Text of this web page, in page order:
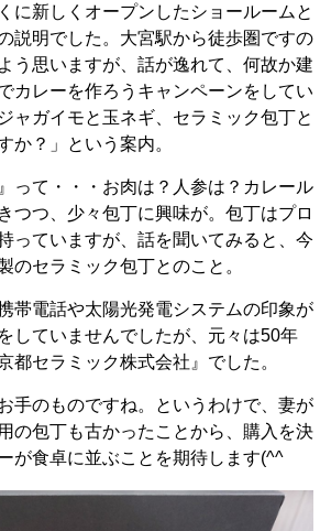
に新しくオープンしたショールームと
説明でした。大宮駅から徒歩圏ですの
う思いますが、話が逸れて、何故か建
カレーを作ろうキャンペーンをしてい
ャガイモと玉ネギ、セラミック包丁と
か？」という案内。
って・・・お肉は？人参は？カレール
つつ、少々包丁に興味が。包丁はプロ
っていますが、話を聞いてみると、今
のセラミック包丁とのこと。
帯電話や太陽光発電システムの印象が
していませんでしたが、元々は50年
都セラミック株式会社』でした。
手のものですね。というわけで、妻が
の包丁も古かったことから、購入を決
が食卓に並ぶことを期待します(^^